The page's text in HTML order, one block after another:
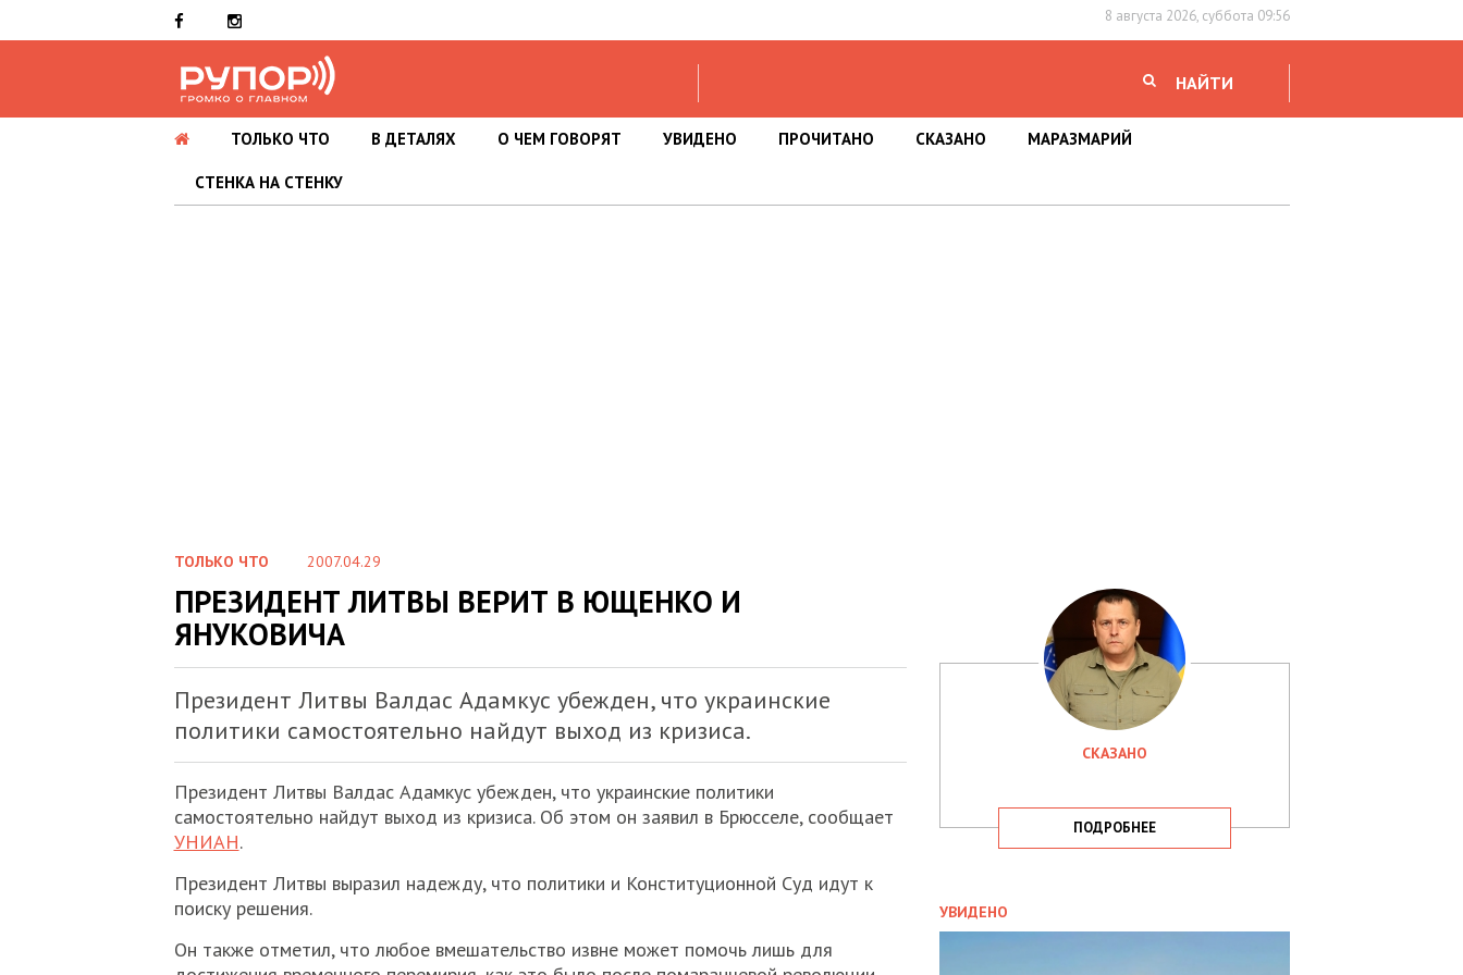
8 августа 2026, суббота 09:56
НАЙТИ
ТОЛЬКО ЧТО В ДЕТАЛЯХ О ЧЕМ ГОВОРЯТ УВИДЕНО ПРОЧИТАНО СКАЗАНО МАРАЗМАРИЙ
СТЕНКА НА СТЕНКУ
ТОЛЬКО ЧТО 2007.04.29
ПРЕЗИДЕНТ ЛИТВЫ ВЕРИТ В ЮЩЕНКО И
ЯНУКОВИЧА
Президент Литвы Валдас Адамкус убежден, что украинские
политики самостоятельно найдут выход из кризиса.
Президент Литвы Валдас Адамкус убежден, что украинские политики
самостоятельно найдут выход из кризиса. Об этом он заявил в Брюсселе, сообщает
УНИАН.
Президент Литвы выразил надежду, что политики и Конституционной Суд идут к
поиску решения.
Он также отметил, что любое вмешательство извне может помочь лишь для
СКАЗАНО
ПОДРОБНЕЕ
УВИДЕНО
ЗАТРИМАЛА